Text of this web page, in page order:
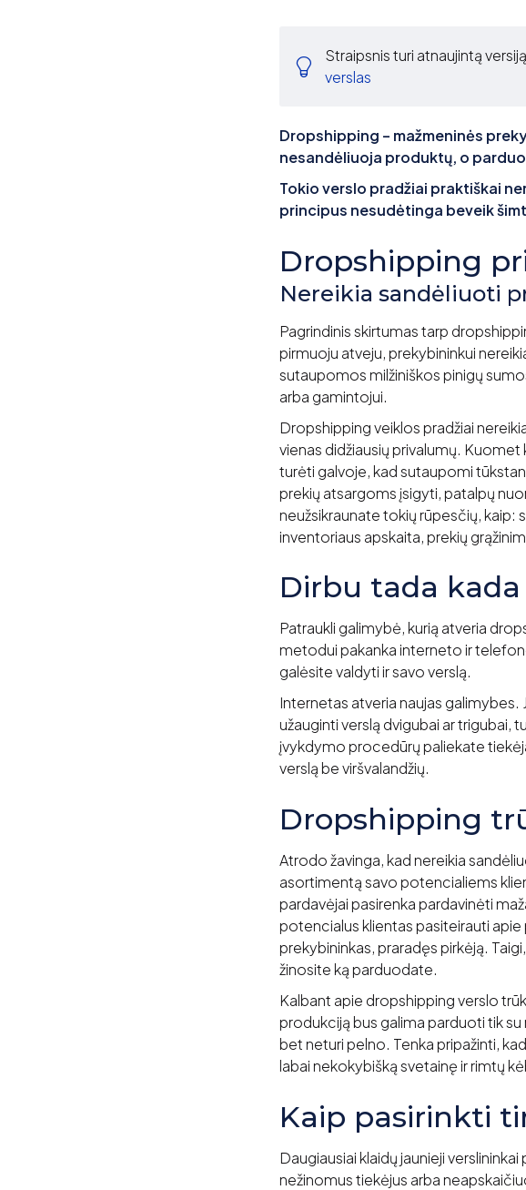
Straipsnis turi atnaujintą
verslas
Dropshipping – mažmeninės
nesandėliuoja produktų, o
Tokio verslo pradžiai praktiškai
principus nesudėtinga beveik
Dropshipping
Nereikia sandėliuoti
Pagrindinis skirtumas tarp
pirmuoju atveju, prekybininkui
sutaupomos milžiniškos pinigų
arba gamintojui.
Dropshipping veiklos pradžiai
vienas didžiausių privalumų.
turėti galvoje, kad sutaupomi
prekių atsargoms įsigyti, patalpų
neužsikraunate tokių rūpesčių, kaip:
inventoriaus apskaita, prekių
Dirbu tada
Patraukli galimybė, kurią atveria
metodui pakanka interneto ir
galėsite valdyti ir savo verslą.
Internetas atveria naujas galimybes.
užauginti verslą dvigubai ar trigubai,
įvykdymo procedūrų paliekate
verslą be viršvalandžių.
Dropshipping
Atrodo žavinga, kad nereikia
asortimentą savo potencialiems
pardavėjai pasirenka pardavinėti
potencialus klientas pasiteirauti apie
prekybininkas, praradęs pirkėją.
žinosite ką parduodate.
Kalbant apie dropshipping verslo
produkciją bus galima parduoti tik su
bet neturi pelno. Tenka pripažinti,
labai nekokybišką svetainę ir rimtų
Kaip pasirinkti
Daugiausiai klaidų jaunieji
nežinomus tiekėjus arba